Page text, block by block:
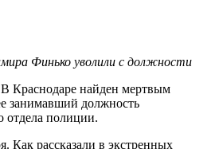
Финько уволили с должности
В Краснодаре найден мертвым
занимавший должность
отдела полиции.
Как рассказали в экстренных